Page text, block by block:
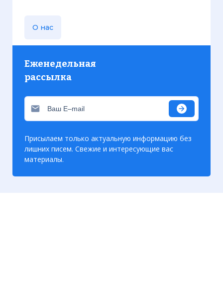
О нас
Еженедельная
рассылка
Присылаем только актуальную информацию без
лишних писем. Свежие и интересующие вас
материалы.